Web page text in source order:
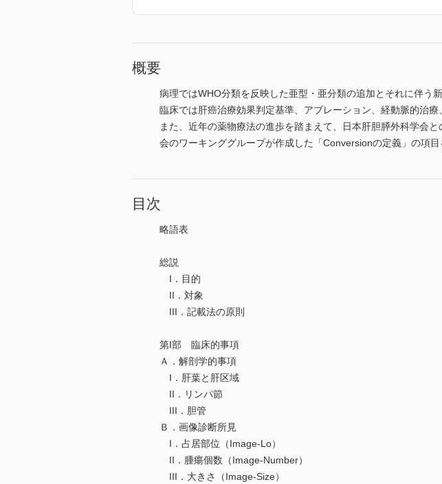
概要
病理ではWHO分類を反映した亜型・亜分類の追加とそれに伴う
臨床では肝癌治療効果判定基準、アブレーション、経動脈的治療
また、近年の薬物療法の進歩を踏まえて、日本肝胆膵外科学会
会のワーキンググループが作成した「Conversionの定義」の項目
目次
略語表
総説
I．目的
II．対象
III．記載法の原則
第I部 臨床的事項
Ａ．解剖学的事項
I．肝葉と肝区域
II．リンパ節
III．胆管
Ｂ．画像診断所見
I．占居部位（Image-Lo）
II．腫瘍個数（Image-Number）
III．大きさ（Image-Size）